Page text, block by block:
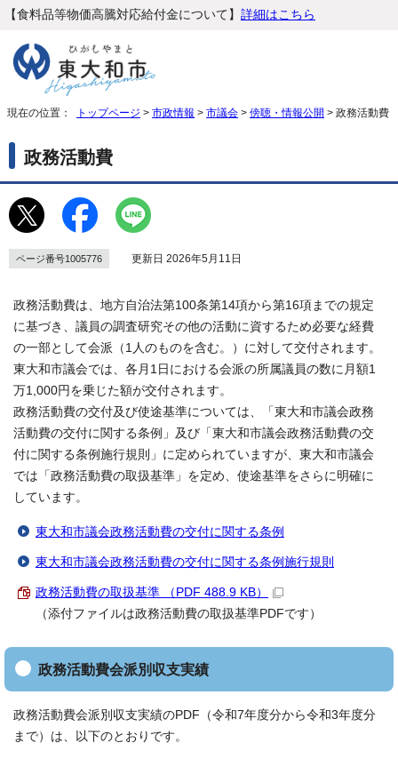
【食料品等物価高騰対応給付金について】 詳細はこちら
現在の位置： トップページ > 市政情報 > 市議会 > 傍聴・情報公開 > 政務活動費
政務活動費
ページ番号1005776 更新日 2026年5月11日
政務活動費は、地方自治法第100条第14項から第16項までの規定
に基づき、議員の調査研究その他の活動に資するため必要な経費
の一部として会派（1人のものを含む。）に対して交付されます。
東大和市議会では、各月1日における会派の所属議員の数に月額1
万1,000円を乗じた額が交付されます。
政務活動費の交付及び使途基準については、「東大和市議会政務
活動費の交付に関する条例」及び「東大和市議会政務活動費の交
付に関する条例施行規則」に定められていますが、東大和市議会
では「政務活動費の取扱基準」を定め、使途基準をさらに明確に
しています。
東大和市議会政務活動費の交付に関する条例
東大和市議会政務活動費の交付に関する条例施行規則
政務活動費の取扱基準 （PDF 488.9 KB）
（添付ファイルは政務活動費の取扱基準PDFです）
政務活動費会派別収支実績
政務活動費会派別収支実績のPDF（令和7年度分から令和3年度分
まで）は、以下のとおりです。